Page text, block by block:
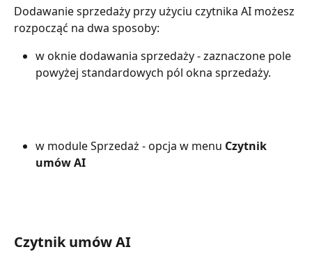
Dodawanie sprzedaży przy użyciu czytnika AI możesz
rozpocząć na dwa sposoby:
w oknie dodawania sprzedaży - zaznaczone pole
powyżej standardowych pól okna sprzedaży.
w module Sprzedaż - opcja w menu Czytnik
umów AI
Czytnik umów AI